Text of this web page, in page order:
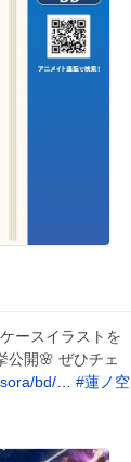
ースイラストを
公開🌸 ぜひチェ
bd/… #蓮ノ空